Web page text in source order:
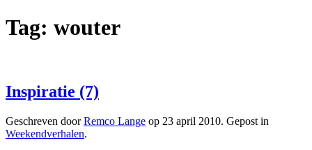
Tag: wouter
Inspiratie (7)
Geschreven doorRemco Lange op 23 april 2010. Gepost in
Weekendverhalen.